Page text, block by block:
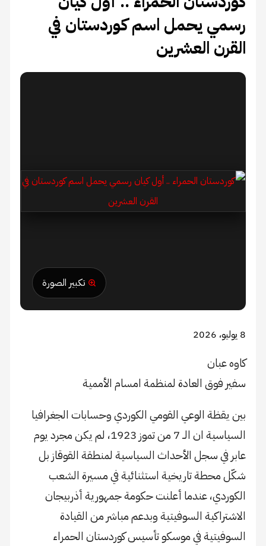
رسمي يحمل اسم كوردستان في
القرن العشرين
تكبير الصورة
8 يوليو، 2026
كاوه عبان
سفير فوق العادة لمنظمة امسام الأممية
بين يقظة الوعي القومي الكوردي وحسابات الجغرافيا
السياسية ان الــ 7 من تموز 1923، لم يكن مجرد يوم
عابر في سجل الأحداث السياسية لمنطقة القوقاز بل
شكّل محطة تاريخية استثنائية في مسيرة الشعب
الكوردي، عندما أعلنت حكومة جمهورية أذربيجان
الاشتراكية السوفيتية وبدعم مباشر من القيادة
السوفيتية في موسكو تأسيس كوردستان الحمراء